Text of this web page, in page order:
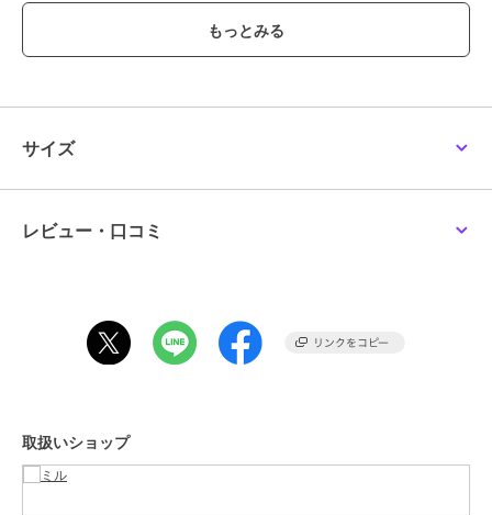
カジュアルからきれいめまで幅広いコーディネートにマッチし、オン
オフ問わず活躍します。
トップスを選ばず、日常のコーディネートを洗練された印象へ導く一
ーーーーーーーーーーーーーーーーー
・フロントホック、ファスナー仕様
サイズ
レビュー・口コミ
取扱いショップ